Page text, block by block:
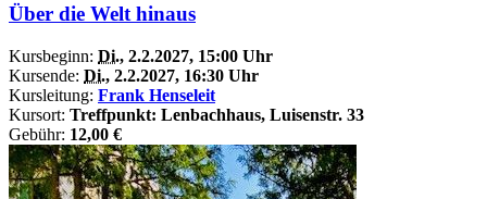
Über die Welt hinaus
Kursbeginn: Di., 2.2.2027, 15:00 Uhr
Kursende: Di., 2.2.2027, 16:30 Uhr
Kursleitung: Frank Henseleit
Kursort: Treffpunkt: Lenbachhaus, Luisenstr. 33
Gebühr: 12,00 €